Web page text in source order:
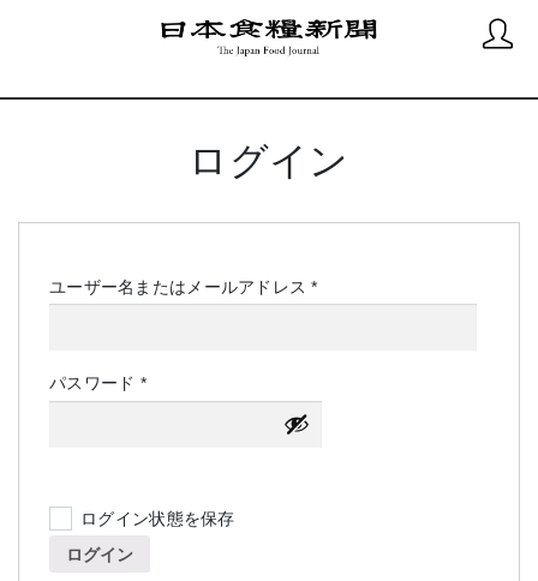
ログイン
ユーザー名またはメールアドレス*必
パスワード *必
須
ログイン状態を保存
ログイン